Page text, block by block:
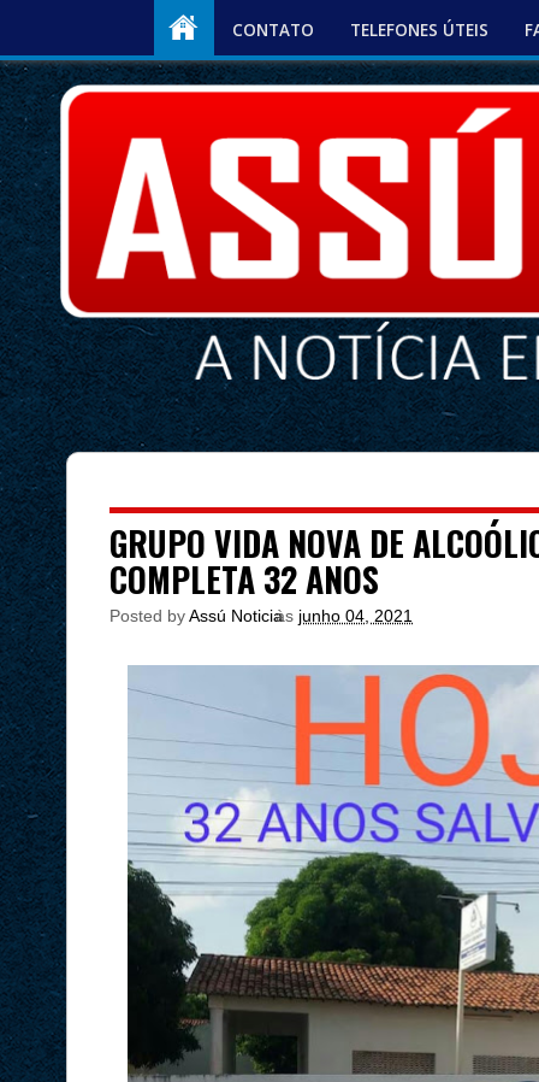
CONTATO TELEFONES ÚTEIS
GRUPO VIDA NOVA DE
COMPLETA 32 ANOS
Posted byAssú Noticia
às junho 04, 2021